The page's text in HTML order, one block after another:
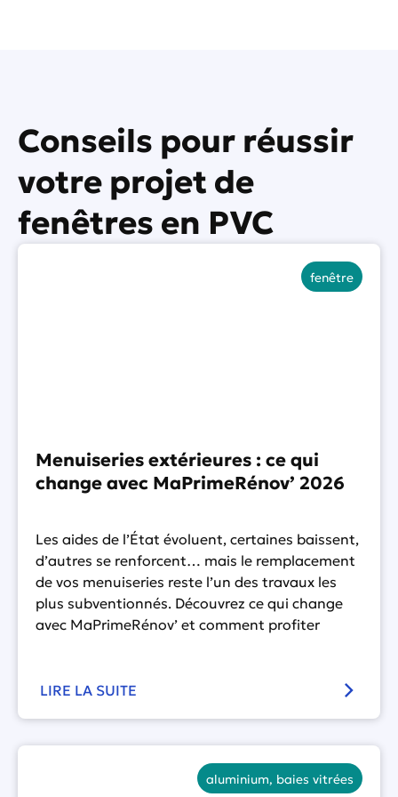
Conseils pour réussir
votre projet de
fenêtres en PVC
fenêtre
Menuiseries extérieures : ce qui
change avec MaPrimeRénov’ 2026
Les aides de l’État évoluent, certaines baissent,
d’autres se renforcent… mais le remplacement
de vos menuiseries reste l’un des travaux les
plus subventionnés. Découvrez ce qui change
avec MaPrimeRénov’ et comment profiter
LIRE LA SUITE
aluminium, baies vitrées